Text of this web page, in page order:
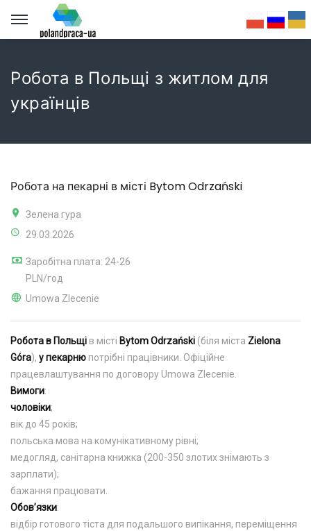
Робота в Польщі з житлом для
українців
Робота на пекарні в місті Bytom Odrzański
Зелена гура
29.03.2026
Заробітна плата: 24-26
PLN/год
Umowa Zlecenie
Робота в Польщі в місті Bytom Odrzański (біля міста Zielona
Góra), у пекарню потрібні працівники. Офіційне
працевлаштування по договору Umowa Zlecenie.
Вимоги:
чоловіки;
вік до 45 років;
польська мова на комунікативному рівні;
медогляд, санітарна книжка (200-350 злотих знімають з
зарплати);
бажання працювати.
Обов’язки:
відбір готового тіста для подальшого випікання, переміщення